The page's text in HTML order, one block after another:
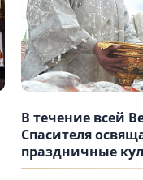
В течение всей
Спасителя
праздничные